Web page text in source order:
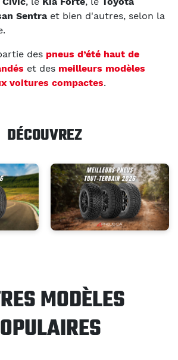
Sentraet bien d'autres, selon la
des pneus d’été haut de
et des meilleurs modèles
voitures compactes.
DÉCOUVREZ
MODÈLES